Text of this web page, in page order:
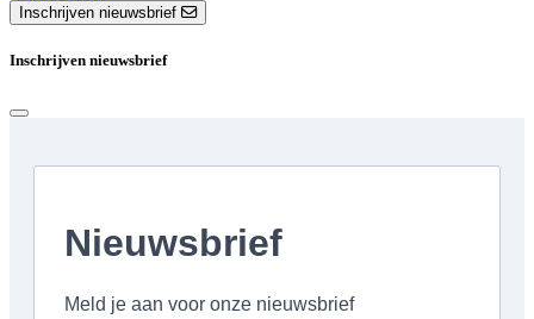
Inschrijven nieuwsbrief
Inschrijven nieuwsbrief